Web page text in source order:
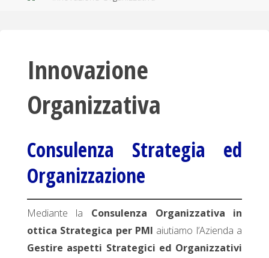
Innovazione
Organizzativa
Consulenza Strategia ed
Organizzazione
Mediante la Consulenza Organizzativa in
ottica Strategica per PMI aiutiamo l’Azienda a
Gestire aspetti Strategici ed Organizzativi